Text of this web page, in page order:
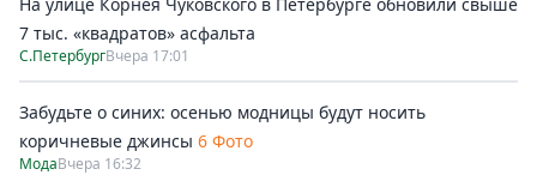
7 тыс. «квадратов» асфальта
С.ПетербургВчера 17:01
Забудьте о синих: осенью модницы будут носить
коричневые джинсы 6 Фото
МодаВчера 16:32